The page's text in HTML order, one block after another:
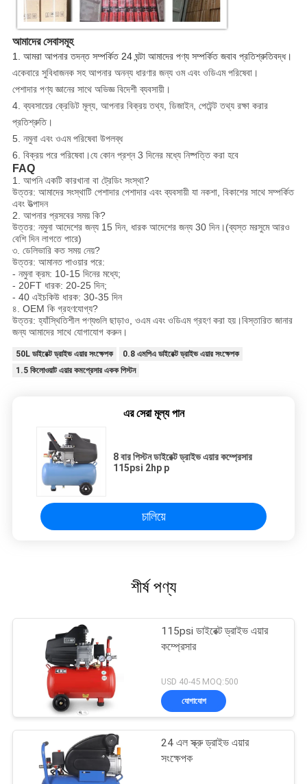
আমাদের সেবাসমূহ
1. আমরা আপনার তদন্ত সম্পর্কিত 24 ঘন্টা আমাদের পণ্য সম্পর্কিত জবাব প্রতিশ্রুতিবদ্ধ।
একেবারে সুবিধাজনক সহ আপনার অনন্য ধারণার জন্য ওম এবং ওডিএম পরিষেবা।
পেশাদার পণ্য জ্ঞানের সাথে অভিজ্ঞ বিদেশী ব্যবসায়ী।
4. ব্যবসায়ের ক্রেডিট মূল্য, আপনার বিক্রয় তথ্য, ডিজাইন, পেটেন্ট তথ্য রক্ষা করার
প্রতিশ্রুতি।
5. নমুনা এবং ওএম পরিষেবা উপলব্ধ
6. বিক্রয় পরে পরিষেবা।যে কোন প্রশ্ন 3 দিনের মধ্যে নিষ্পত্তি করা হবে
FAQ
1. আপনি একটি কারখানা বা ট্রেডিং সংস্থা?
উত্তর: আমাদের সংস্থাটি পেশাদার পেশাদার এবং ব্যবসায়ী যা নকশা, বিকাশের সাথে সম্পর্কিত
এবং উত্পাদন
2. আপনার প্রসবের সময় কি?
উত্তর: নমুনা আদেশের জন্য 15 দিন, ধারক আদেশের জন্য 30 দিন।(ব্যস্ত মরসুমে আরও
বেশি দিন লাগতে পারে)
৩. ডেলিভারি কত সময় নেয়?
উত্তর: আমানত পাওয়ার পরে:
- নমুনা ক্রম: 10-15 দিনের মধ্যে;
- 20FT ধারক: 20-25 দিন;
- 40 এইচকিউ ধারক: 30-35 দিন
৪. OEM কি গ্রহণযোগ্য?
উত্তর: হ্যাঁস্থিতিশীল পণ্যগুলি ছাড়াও, ওএম এবং ওডিএম গ্রহণ করা হয়।বিস্তারিত জানার
জন্য আমাদের সাথে যোগাযোগ করুন।
50L ডাইরেক্ট ড্রাইভ এয়ার সংক্ষেপক
0.8 এমপিএ ডাইরেক্ট ড্রাইভ এয়ার সংক্ষেপক
1.5 কিলোওয়াট এয়ার কমপ্রেসার একক পিস্টন
এর সেরা মূল্য পান
8 বার পিস্টন ডাইরেক্ট ড্রাইভ এয়ার কম্প্রেসার
115psi 2hp p
চালিয়ে
শীর্ষ পণ্য
115psi ডাইরেক্ট ড্রাইভ এয়ার
কম্প্রেসার
USD 40-45 MOQ:500
যোগাযোগ
24 এল স্ক্রু ড্রাইভ এয়ার
সংক্ষেপক